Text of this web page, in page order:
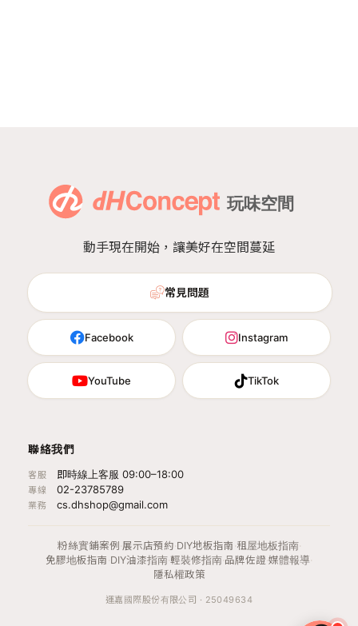
動手現在開始，讓美好在空間蔓延
常見問題
Facebook Instagram
YouTube TikTok
聯絡我們
客服 即時線上客服 09:00–18:00
專線 02-23785789
業務 cs.dhshop@gmail.com
粉絲實鋪案例 ·展示店預約·DIY地板指南 ·租屋地板指南·
免膠地板指南 ·DIY油漆指南·輕裝修指南·品牌佐證·媒體報導·
隱私權政策
運嘉國際股份有限公司 · 25049634